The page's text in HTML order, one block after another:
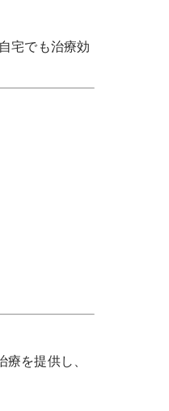
宅でも治療効
を提供し、